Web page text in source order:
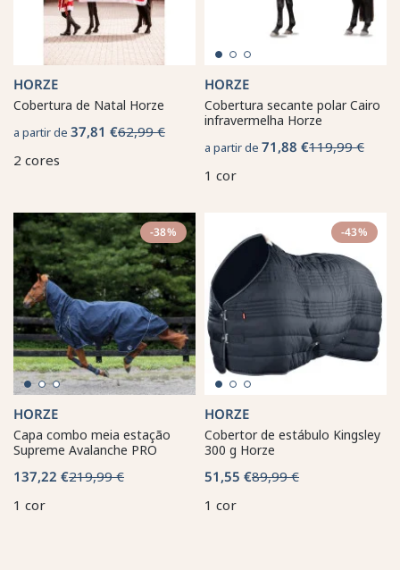
HORZE
Cobertura de Natal Horze
a partir de 37,81 €62,99 €
2 cores
HORZE
Cobertura secante polar Cairo
infravermelha Horze
a partir de 71,88 €119,99 €
1 cor
-38%
HORZE
Capa combo meia estação
Supreme Avalanche PRO
137,22 €219,99 €
1 cor
-43%
HORZE
Cobertor de estábulo Kingsley
300 g Horze
51,55 €89,99 €
1 cor